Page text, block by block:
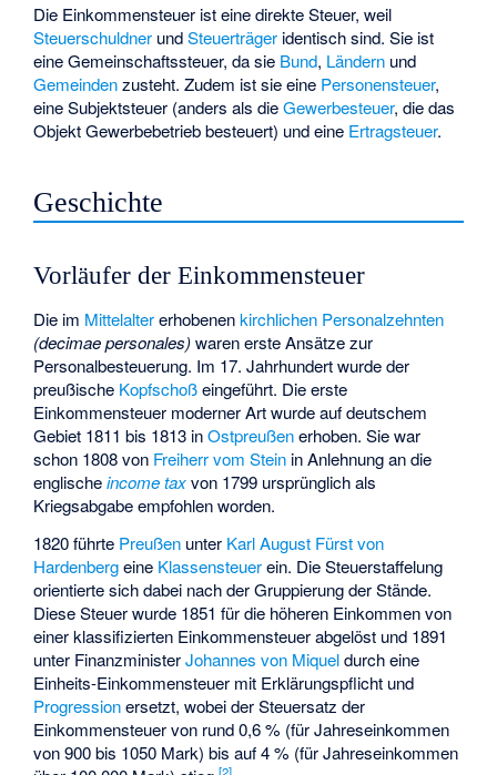
Die Einkommensteuer ist eine direkte Steuer, weil
Steuerschuldner undSteuerträger identisch sind. Sie ist
eine Gemeinschaftssteuer, da sie Bund, Ländern und
Gemeindenzusteht. Zudem ist sie eine Personensteuer,
eineSubjektsteuer (anders als dieGewerbesteuer, die das
Objekt Gewerbebetrieb besteuert) und eine Ertragsteuer.
Geschichte
Vorläufer der Einkommensteuer
Die im Mittelaltererhobenenkirchlichen Personalzehnten
(decimae personales)waren erste Ansätze zur
Personalbesteuerung. Im 17. Jahrhundert wurde der
preußische Kopfschoßeingeführt. Die erste
Einkommensteuer moderner Art wurde auf deutschem
Gebiet 1811 bis 1813 inOstpreußenerhoben. Sie war
schon 1808 von Freiherr vom Stein in Anlehnung an die
englischeincome taxvon 1799 ursprünglich als
Kriegsabgabe empfohlen worden.
1820 führte Preußen unter Karl August Fürst von
Hardenbergeine Klassensteuerein. Die Steuerstaffelung
orientierte sich dabei nach der Gruppierung der Stände.
Diese Steuer wurde 1851 für die höheren Einkommen von
einer klassifizierten Einkommensteuer abgelöst und 1891
unter FinanzministerJohannes von Miqueldurch eine
Einheits-Einkommensteuer mit Erklärungspflicht und
Progressionersetzt, wobei der Steuersatz der
Einkommensteuer von rund 0,6 % (für Jahreseinkommen
von 900 bis 1050 Mark) bis auf 4 % (für Jahreseinkommen
[2]